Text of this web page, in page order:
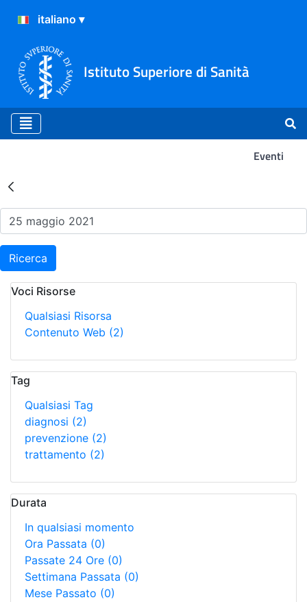
Istituto Superiore di Sanità
Eventi
Risultati della Ricerca -
Ricerca
Voci Risorse
Qualsiasi Risorsa
Contenuto Web (2)
Tag
Qualsiasi Tag
diagnosi (2)
prevenzione (2)
trattamento (2)
Durata
In qualsiasi momento
Ora Passata (0)
Passate 24 Ore (0)
Settimana Passata (0)
Mese Passato (0)